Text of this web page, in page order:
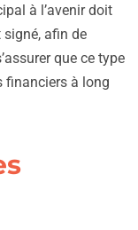
à l’avenir doit
afin de
que ce type
financiers à long